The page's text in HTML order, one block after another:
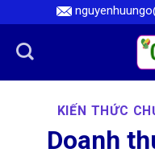
KIẾN THỨC
Doanh